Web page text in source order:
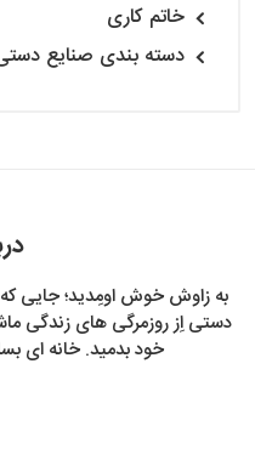
خاتم کاری
دسته بندی صنایع
به زاوش خوش اومِدید؛ جایی
دستی اِز روزمرگی های زندگی
خود بدمید. خانه ای